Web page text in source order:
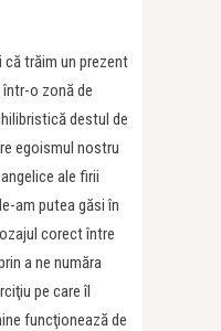
că trăim un prezent
într-o zonă de
destul de
egoismul nostru
ale firii
am putea găsi în
corect între
a ne număra
pe care îl
funcţionează de